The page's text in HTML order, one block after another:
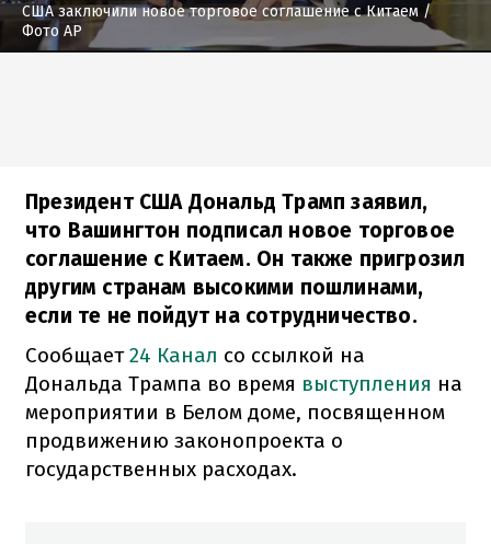
США заключили новое торговое соглашение с Китаем /
Фото AP
Президент США Дональд Трамп заявил,
что Вашингтон подписал новое торговое
соглашение с Китаем. Он также пригрозил
другим странам высокими пошлинами,
если те не пойдут на сотрудничество.
Сообщает24 Канал со ссылкой на
Дональда Трампа во время выступления на
мероприятии в Белом доме, посвященном
продвижению законопроекта о
государственных расходах.